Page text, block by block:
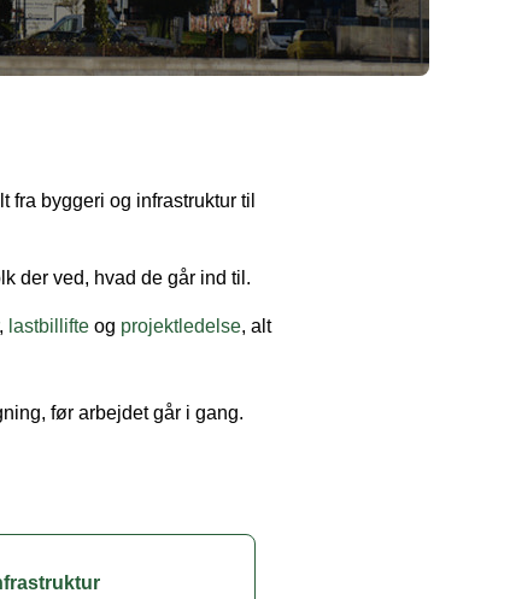
fra byggeri og infrastruktur til
der ved, hvad de går ind til.
, lastbillifte og projektledelse, alt
før arbejdet går i gang.